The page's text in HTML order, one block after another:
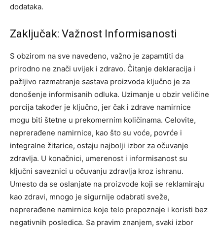
dodataka.
Zaključak: Važnost Informisanosti
S obzirom na sve navedeno, važno je zapamtiti da
prirodno ne znači uvijek i zdravo. Čitanje deklaracija i
pažljivo razmatranje sastava proizvoda ključno je za
donošenje informisanih odluka. Uzimanje u obzir veličine
porcija također je ključno, jer čak i zdrave namirnice
mogu biti štetne u prekomernim količinama. Celovite,
neprerađene namirnice, kao što su voće, povrće i
integralne žitarice, ostaju najbolji izbor za očuvanje
zdravlja. U konačnici, umerenost i informisanost su
ključni saveznici u očuvanju zdravlja kroz ishranu.
Umesto da se oslanjate na proizvode koji se reklamiraju
kao zdravi, mnogo je sigurnije odabrati sveže,
neprerađene namirnice koje telo prepoznaje i koristi bez
negativnih posledica. Sa pravim znanjem, svaki izbor